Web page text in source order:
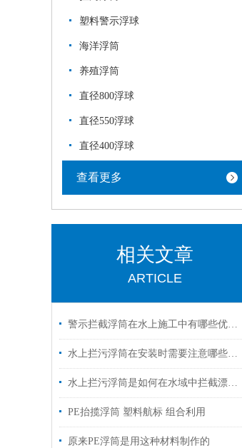
塑料警示浮球
海洋浮筒
养殖浮筒
直径800浮球
直径550浮球
直径400浮球
查看更多
相关文章
ARTICLE
警示拦截浮筒在水上施工中有哪些优势？
水上拦污浮筒在安装时需要注意哪些事项？
水上拦污浮筒是如何在水域中拦截漂浮物的？
PE抬揽浮筒 塑料航标 组合利用
原来PE浮筒是用这种材料制作的